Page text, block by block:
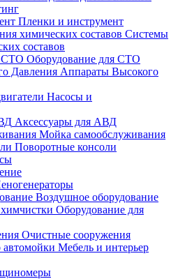
Пленки и инструмент
Системы
составов
Оборудование для СТО
Аппараты Высокого
Насосы и
Аксессуары для АВД
Мойка самообслуживания
Поворотные консоли
Воздушное оборудование
Оборудование для
Очистные сооружения
Мебель и интерьер